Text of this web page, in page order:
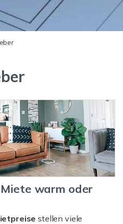
warm oder
stellen viele